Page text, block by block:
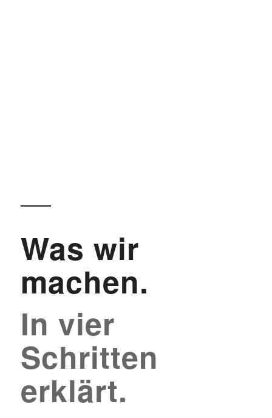
Was wir
machen.
In vier
Schritten
erklärt.